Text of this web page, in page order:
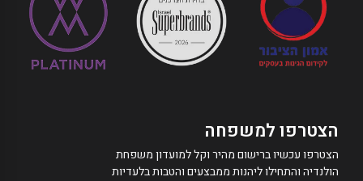
הצטרפו למשפחה
הצטרפו עכשיו ברישום מהיר וקל למועדון משפחת
הולנדיה והתחילו ליהנות ממבצעים והטבות בלעדיות